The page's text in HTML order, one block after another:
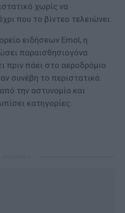
χωρίς να
που το βίντεο τελειώνει.
ειδήσεων Emol, η
παραισθησιογόνα
πριν πάει στο αεροδρόμιο
συνέβη το περιστατικό.
την αστυνομία και
κατηγορίες.